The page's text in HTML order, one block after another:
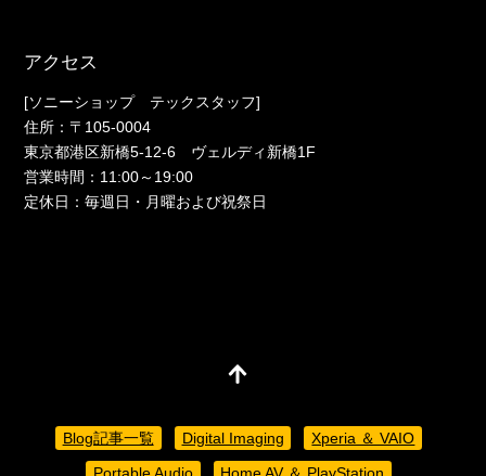
アクセス
[ソニーショップ テックスタッフ]
住所：〒105-0004
東京都港区新橋5-12-6 ヴェルディ新橋1F
営業時間：11:00～19:00
定休日：毎週日・月曜および祝祭日
Blog記事一覧 Digital Imaging
Xperia ＆ VAIO